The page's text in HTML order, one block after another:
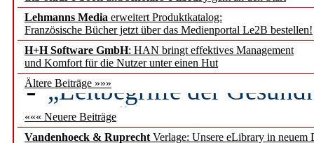
Lehmanns Media erweitert Produktkatalog:
Französische Bücher jetzt über das Medienportal Le2B bestellen!
H+H Software GmbH: HAN bringt effektives Management
und Komfort für die Nutzer unter einen Hut
Ältere Beiträge »»»
««« Neuere Beiträge
Vandenhoeck & Ruprecht Verlage: Unsere eLibrary in neuem
Künstliche Intelligenz
besser zu verstehen
„Leitbegriffe der
des BIÖG erscheinen